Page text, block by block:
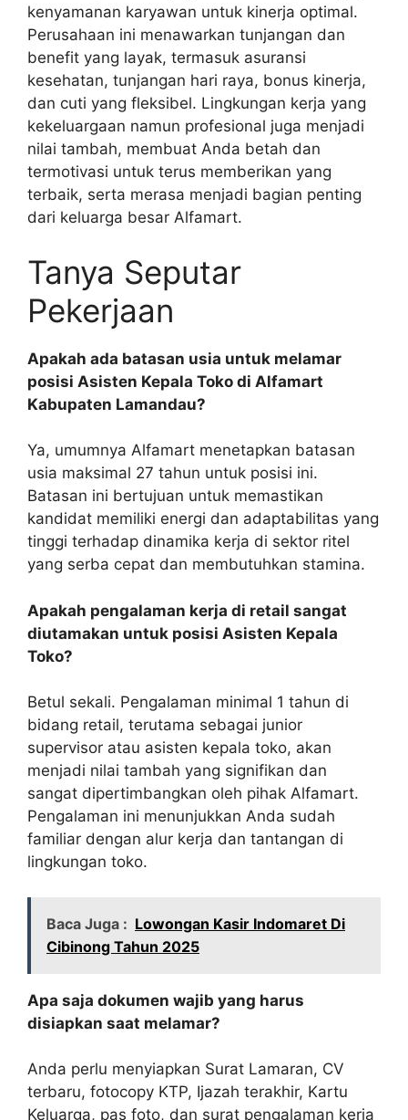
kenyamanan karyawan untuk kinerja optimal.
Perusahaan ini menawarkan tunjangan dan
benefit yang layak, termasuk asuransi
kesehatan, tunjangan hari raya, bonus kinerja,
dan cuti yang fleksibel. Lingkungan kerja yang
kekeluargaan namun profesional juga menjadi
nilai tambah, membuat Anda betah dan
termotivasi untuk terus memberikan yang
terbaik, serta merasa menjadi bagian penting
dari keluarga besar Alfamart.
Tanya Seputar
Pekerjaan
Apakah ada batasan usia untuk melamar
posisi Asisten Kepala Toko di Alfamart
Kabupaten Lamandau?
Ya, umumnya Alfamart menetapkan batasan
usia maksimal 27 tahun untuk posisi ini.
Batasan ini bertujuan untuk memastikan
kandidat memiliki energi dan adaptabilitas yang
tinggi terhadap dinamika kerja di sektor ritel
yang serba cepat dan membutuhkan stamina.
Apakah pengalaman kerja di retail sangat
diutamakan untuk posisi Asisten Kepala
Toko?
Betul sekali. Pengalaman minimal 1 tahun di
bidang retail, terutama sebagai junior
supervisor atau asisten kepala toko, akan
menjadi nilai tambah yang signifikan dan
sangat dipertimbangkan oleh pihak Alfamart.
Pengalaman ini menunjukkan Anda sudah
familiar dengan alur kerja dan tantangan di
lingkungan toko.
Baca Juga : Lowongan Kasir Indomaret Di
Cibinong Tahun 2025
Apa saja dokumen wajib yang harus
disiapkan saat melamar?
Anda perlu menyiapkan Surat Lamaran, CV
terbaru, fotocopy KTP, Ijazah terakhir, Kartu
Keluarga, pas foto, dan surat pengalaman kerja